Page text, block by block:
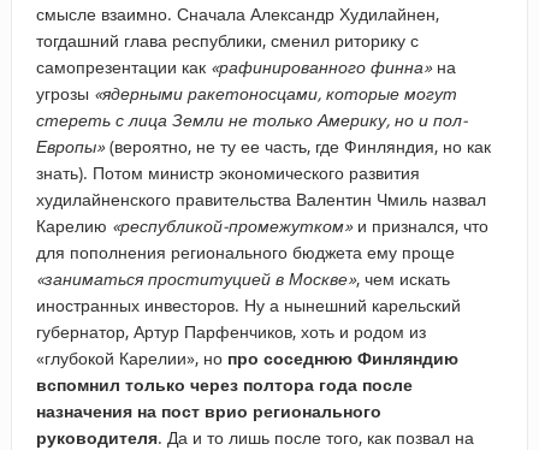
смысле взаимно. Сначала Александр Худилайнен,
тогдашний глава республики, сменил риторику с
самопрезентации как «рафинированного финна»на
угрозы «ядерными ракетоносцами, которые могут
стереть с лица Земли не только Америку, но и пол-
Европы»(вероятно, не ту ее часть, где Финляндия, но как
знать). Потом министр экономического развития
худилайненского правительства Валентин Чмиль назвал
Карелию «республикой-промежутком»и признался, что
для пополнения регионального бюджета ему проще
«заниматься проституцией в Москве», чем искать
иностранных инвесторов. Ну а нынешний карельский
губернатор, Артур Парфенчиков, хоть и родом из
«глубокой Карелии», но про соседнюю Финляндию
вспомнил только через полтора года после
назначения на пост врио регионального
руководителя. Да и то лишь после того, как позвал на